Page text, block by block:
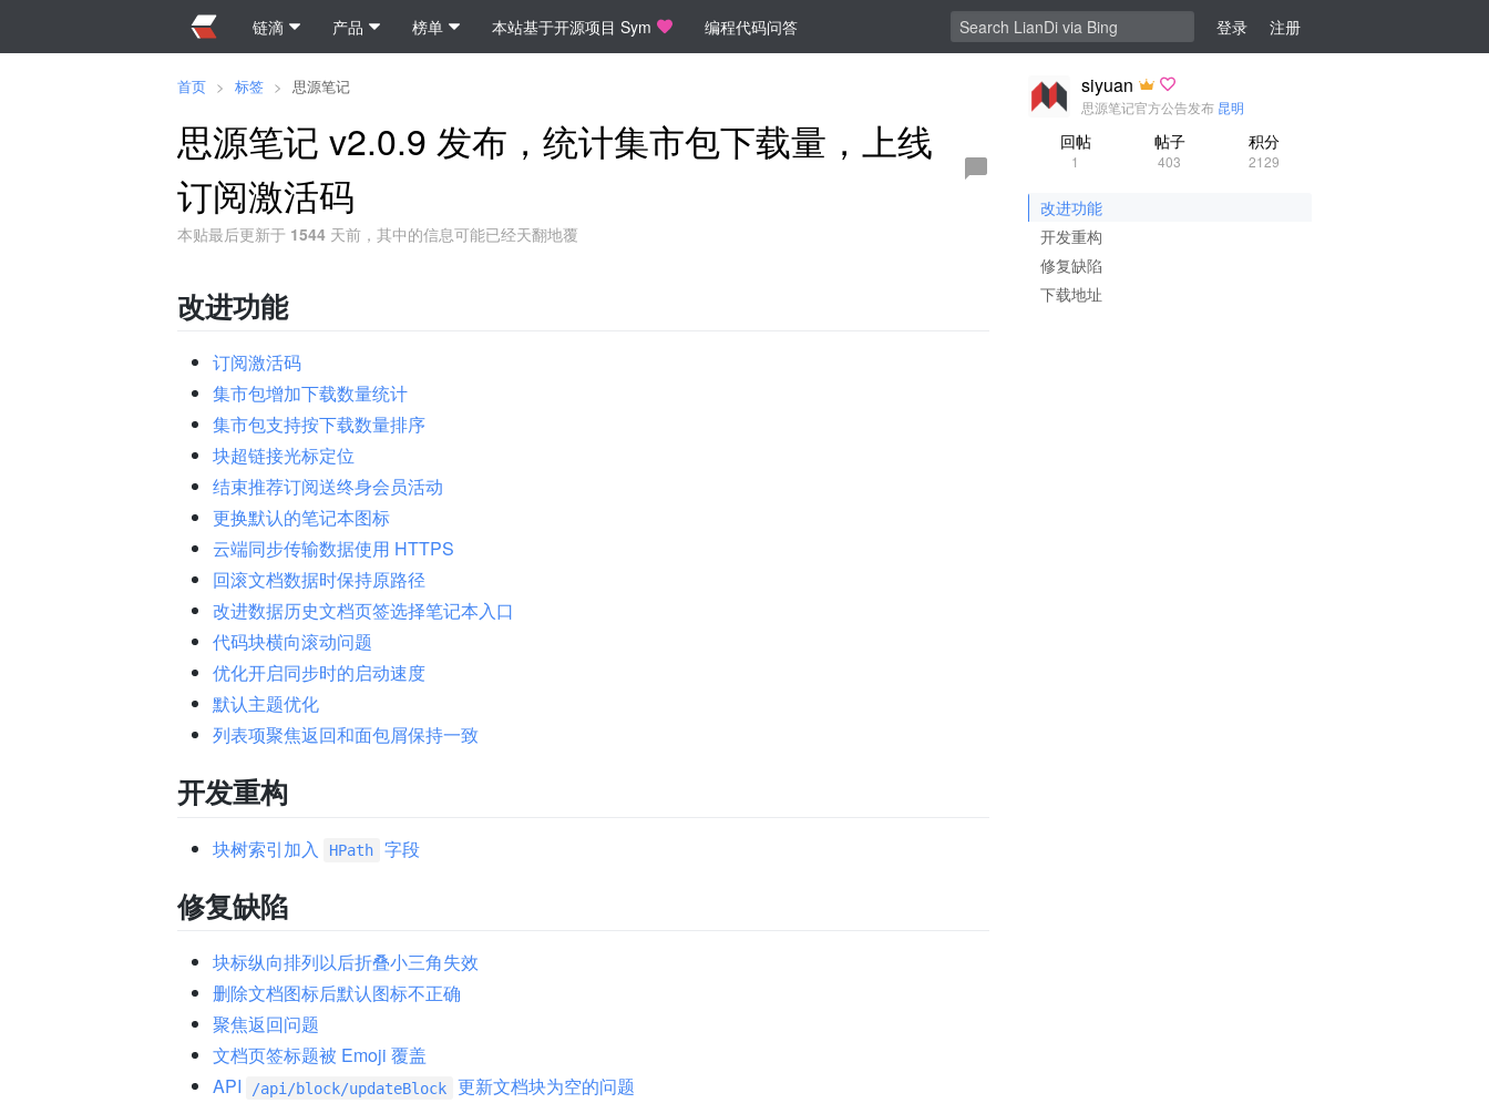
链滴 产品 榜单 本站基于开源项目 Sym 编程代码问答 登录 注册
首页 > 标签 > 思源笔记
思源笔记 v2.0.9 发布，统计集市包下载量，上线
订阅激活码
本贴最后更新于 1544 天前，其中的信息可能已经天翻地覆
改进功能
订阅激活码
集市包增加下载数量统计
集市包支持按下载数量排序
块超链接光标定位
结束推荐订阅送终身会员活动
更换默认的笔记本图标
云端同步传输数据使用 HTTPS
回滚文档数据时保持原路径
改进数据历史文档页签选择笔记本入口
代码块横向滚动问题
优化开启同步时的启动速度
默认主题优化
列表项聚焦返回和面包屑保持一致
开发重构
块树索引加入 HPath 字段
修复缺陷
块标纵向排列以后折叠小三角失效
删除文档图标后默认图标不正确
聚焦返回问题
文档页签标题被 Emoji 覆盖
API
/api/block/updateBlock
更新文档块为空的问题
siyuan
思源笔记官方公告发布 昆明
回帖
1
帖子
403
积分
2129
改进功能
开发重构
修复缺陷
下载地址